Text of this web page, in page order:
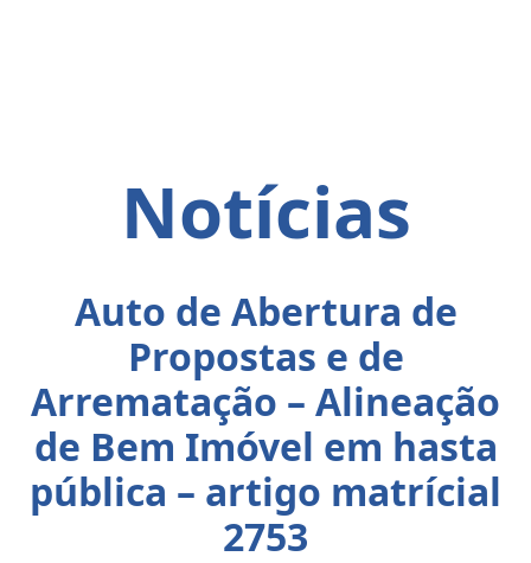
Notícias
Auto de Abertura de
Propostas e de
Arrematação – Alineação
de Bem Imóvel em hasta
pública – artigo matrícial
2753